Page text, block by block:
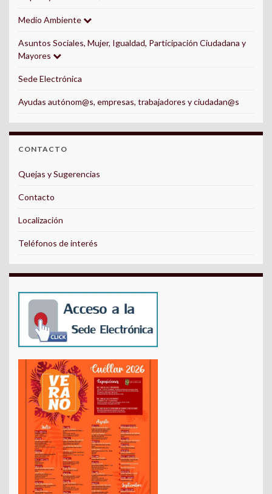
Medio Ambiente
Asuntos Sociales, Mujer, Igualdad, Participación Ciudadana y
Mayores
Sede Electrónica
Ayudas autónom@s, empresas, trabajadores y ciudadan@s
CONTACTO
Quejas y Sugerencias
Contacto
Localización
Teléfonos de interés